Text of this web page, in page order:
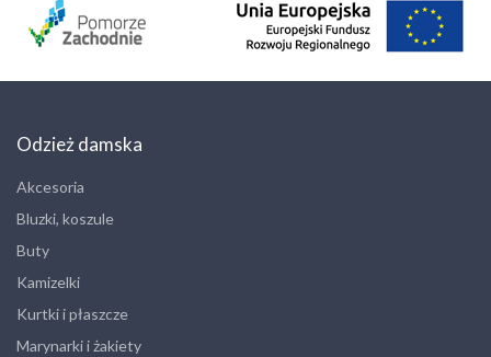
Odzież damska
Akcesoria
Bluzki, koszule
Buty
Kamizelki
Kurtki i płaszcze
Marynarki i żakiety